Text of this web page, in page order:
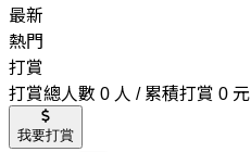
最新
熱門
打賞
打賞總人數 0 人 / 累積打賞 0 元
我要打賞